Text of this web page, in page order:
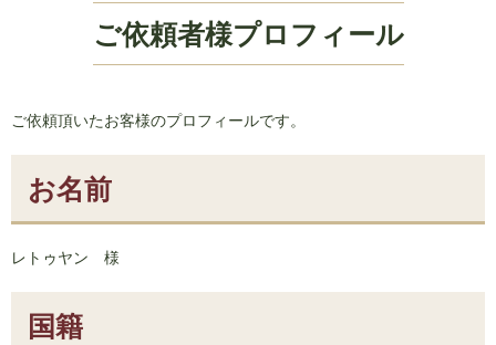
ご依頼者様プロフィール
ご依頼頂いたお客様のプロフィールです。
お名前
レトゥヤン 様
国籍